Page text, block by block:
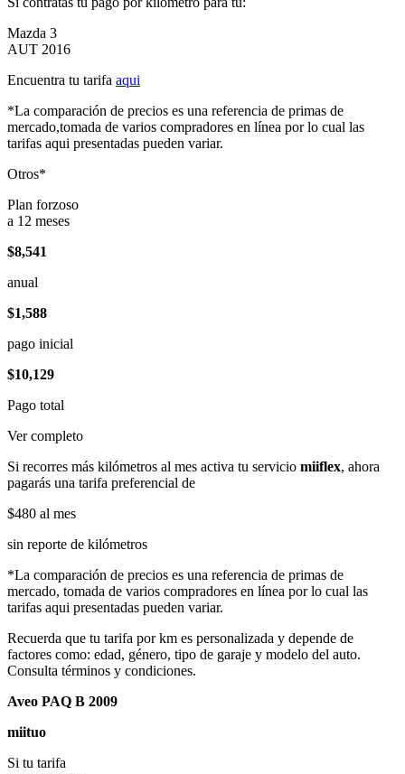
Mazda 3
AUT 2016
Encuentra tu tarifa aqui
*La comparación de precios es una referencia de primas de
mercado,tomada de varios compradores en línea por lo cual las
tarifas aqui presentadas pueden variar.
Otros*
Plan forzoso
a 12 meses
$8,541
anual
$1,588
pago inicial
$10,129
Pago total
Ver completo
Si recorres más kilómetros al mes activa tu servicio miiflex, ahora
pagarás una tarifa preferencial de
$480 al mes
sin reporte de kilómetros
*La comparación de precios es una referencia de primas de
mercado, tomada de varios compradores en línea por lo cual las
tarifas aqui presentadas pueden variar.
Recuerda que tu tarifa por km es personalizada y depende de
factores como: edad, género, tipo de garaje y modelo del auto.
Consulta términos y condiciones.
Aveo PAQ B 2009
miituo
Si tu tarifa